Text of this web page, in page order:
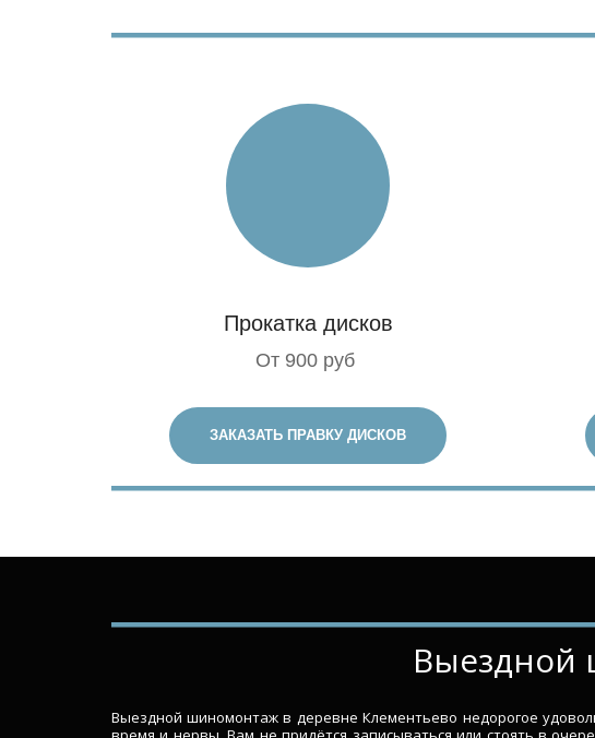
Прокатка дисков
От 900 руб
ЗАКАЗАТЬ ПРАВКУ ДИСКОВ
­­­­Выездной
Выездной шиномонтаж в деревне Клементьево недорогое